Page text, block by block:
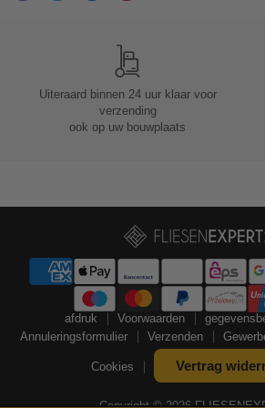
Uiteraard binnen 24 uur klaar voor
verzending
ook op uw bouwplaats
afdruk Voorwaarden
Annuleringsformulier
Verzenden
Cookies Vertrag